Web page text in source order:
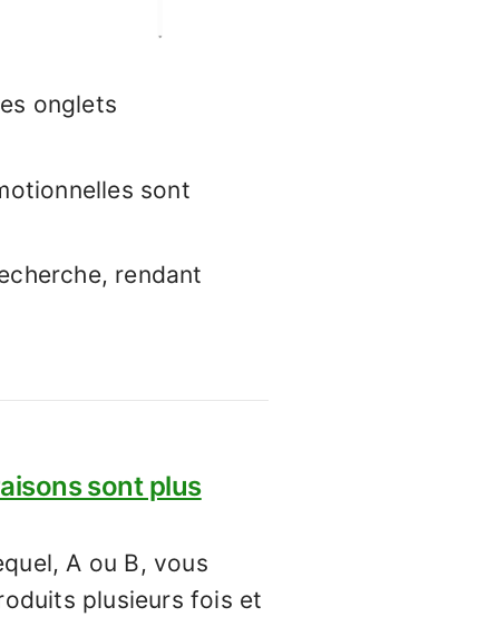
onglets
sont
rendant
sont plus
A ou B, vous
plusieurs fois et